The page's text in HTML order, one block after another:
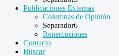
Publicaciones Externas
Columnas de Opinión
Separador6
Repercusiones
Contacto
Buscar